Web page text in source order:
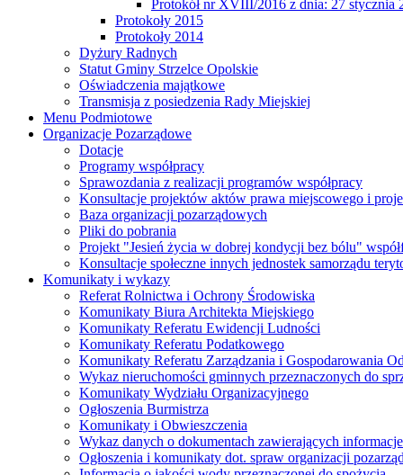
Protokół nr XVIII/2016 z dnia: 27 stycznia
Protokoły 2015
Protokoły 2014
Dyżury Radnych
Statut Gminy Strzelce Opolskie
Oświadczenia majątkowe
Transmisja z posiedzenia Rady Miejskiej
Menu Podmiotowe
Organizacje Pozarządowe
Dotacje
Programy współpracy
Sprawozdania z realizacji programów współpracy
Konsultacje projektów aktów prawa miejscowego i
Baza organizacji pozarządowych
Pliki do pobrania
Projekt "Jesień życia w dobrej kondycji bez bólu"
Konsultacje społeczne innych jednostek samorządu
Komunikaty i wykazy
Referat Rolnictwa i Ochrony Środowiska
Komunikaty Biura Architekta Miejskiego
Komunikaty Referatu Ewidencji Ludności
Komunikaty Referatu Podatkowego
Komunikaty Referatu Zarządzania i Gospodarowania
Wykaz nieruchomości gminnych przeznaczonych do
Komunikaty Wydziału Organizacyjnego
Ogłoszenia Burmistrza
Komunikaty i Obwieszczenia
Wykaz danych o dokumentach zawierających
Ogłoszenia i komunikaty dot. spraw organizacji